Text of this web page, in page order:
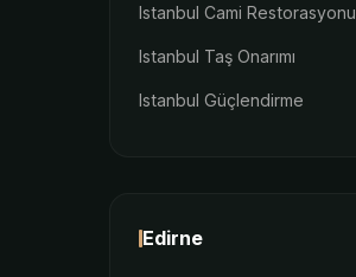
Istanbul Cami Restorasyonu
Istanbul Taş Onarımı
Istanbul Güçlendirme
Edirne